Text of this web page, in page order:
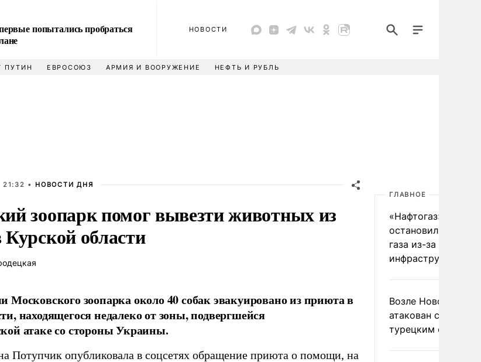
попытались пробраться
НОВОСТИ
ПУТИН ЕВРОСОЮЗ АРМИЯ И ВООРУЖЕНИЕ НЕФТЬ И РУБЛЬ
• НОВОСТИ ДНЯ
зоопарк помог вывезти животных из
области
Московского зоопарка около 40 собак эвакуировано из приюта в
находящегося недалеко от зоны, подвергшейся
атаке со стороны Украины.
Потупчик опубликовала в соцсетях обращение приюта о помощи, на
ГЛАВНОЕ
«Нафтогаз»
остановил добычу
газа из-за
инфраструктуры
Возле
атакован сухогруз
турецким флагом